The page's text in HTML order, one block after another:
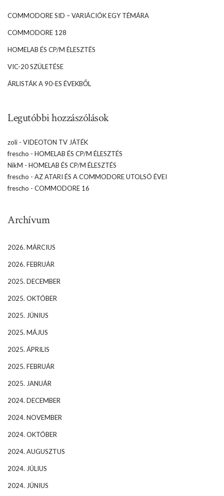
COMMODORE SID – VARIÁCIÓK EGY TÉMÁRA
COMMODORE 128
HOMELAB ÉS CP/M ÉLESZTÉS
VIC-20 SZÜLETÉSE
ÁRLISTÁK A 90-ES ÉVEKBŐL
Legutóbbi hozzászólások
zoli - VIDEOTON TV JÁTÉK
frescho - HOMELAB ÉS CP/M ÉLESZTÉS
NikM - HOMELAB ÉS CP/M ÉLESZTÉS
frescho - AZ ATARI ÉS A COMMODORE UTOLSÓ ÉVEI
frescho - COMMODORE 16
Archívum
2026. MÁRCIUS
2026. FEBRUÁR
2025. DECEMBER
2025. OKTÓBER
2025. JÚNIUS
2025. MÁJUS
2025. ÁPRILIS
2025. FEBRUÁR
2025. JANUÁR
2024. DECEMBER
2024. NOVEMBER
2024. OKTÓBER
2024. AUGUSZTUS
2024. JÚLIUS
2024. JÚNIUS